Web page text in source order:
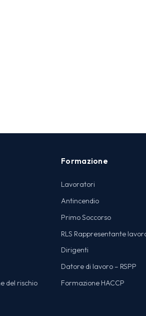
del rischio
Formazione
Lavoratori
Antincendio
Primo Soccorso
RLS Rappresentante
Dirigenti
Datore di lavoro – RSPP
Formazione HACCP